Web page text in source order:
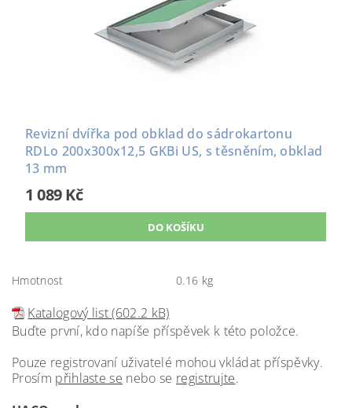
Revizní dvířka pod obklad do sádrokartonu
RDLo 200x300x12,5 GKBi US, s těsněním, obklad
13 mm
1 089 Kč
Hmotnost 0.16 kg
Katalogový list (602.2 kB)
Buďte první, kdo napíše příspěvek k této položce.
Pouze registrovaní uživatelé mohou vkládat příspěvky.
Prosím přihlaste se nebo se registrujte.